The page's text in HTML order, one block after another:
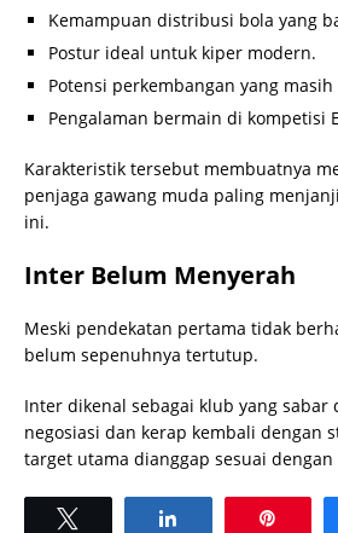
Kemampuan distribusi bola yang
Postur ideal untuk kiper modern.
Potensi perkembangan yang
Pengalaman bermain di kompetisi
Karakteristik tersebut membuatnya
penjaga gawang muda paling
ini.
Inter Belum Menyerah
Meski pendekatan pertama tidak
belum sepenuhnya tertutup.
Inter dikenal sebagai klub yang sabar
negosiasi dan kerap kembali dengan
target utama dianggap sesuai